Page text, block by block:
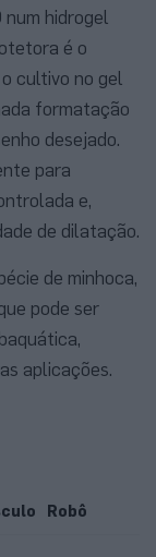
hidrogel
é o
cultivo no gel
formatação
desejado.
para
e,
de dilatação.
de minhoca,
pode ser
aplicações.
Robô